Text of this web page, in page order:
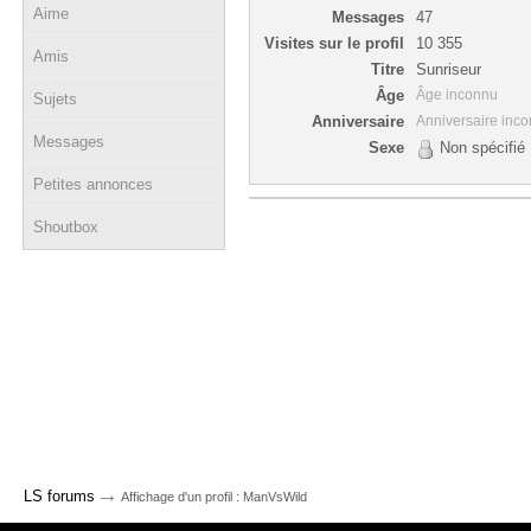
Aime
Amis
Sujets
Messages
Petites annonces
Shoutbox
Messages
47
Visites sur le profil
10 355
Titre
Sunriseur
Âge
Âge inconnu
Anniversaire Anniversaire
Sexe Non spécifié
LS forums → Affichage d'un profil : ManVsWild